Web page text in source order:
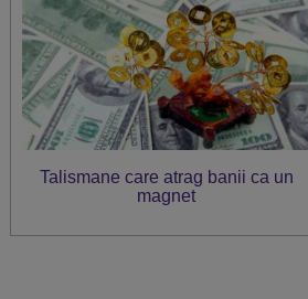
Talismane care atrag banii ca un
magnet